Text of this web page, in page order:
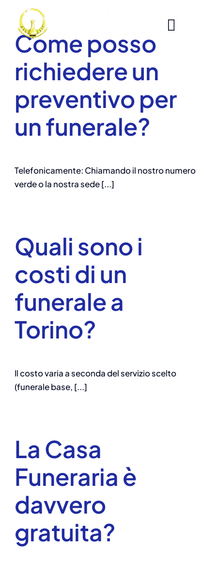
contentCome posso
richiedere un
preventivo per
un funerale?
Telefonicamente: Chiamando il nostro numero
verde o la nostra sede [...]
Quali sono i
costi di un
funerale a
Torino?
Il costo varia a seconda del servizio scelto
(funerale base, [...]
La Casa
Funeraria è
davvero
gratuita?